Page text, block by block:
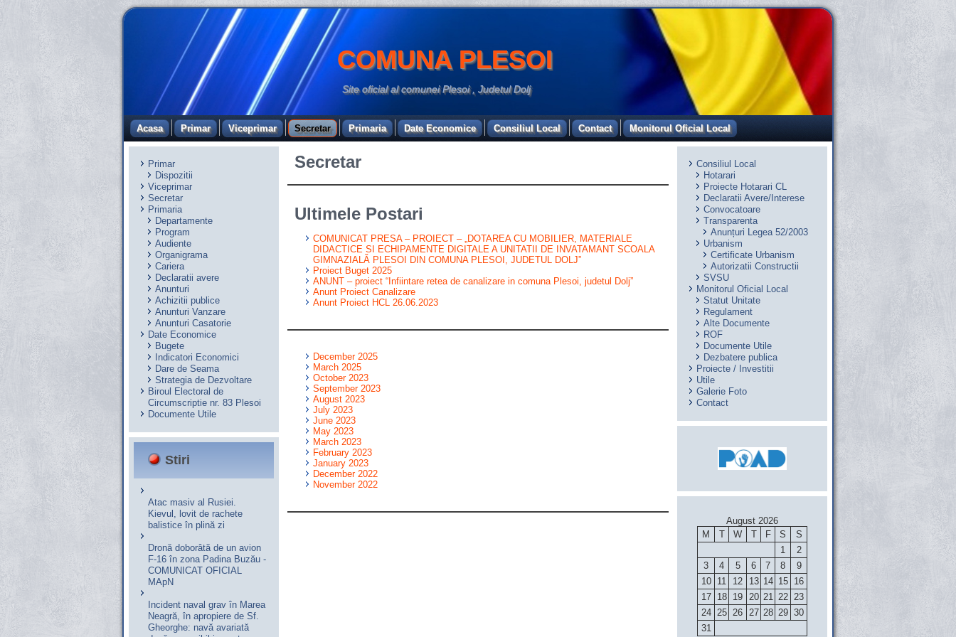
COMUNA PLESOI
Site oficial al comunei Plesoi , Judetul Dolj
Acasa Primar Viceprimar Secretar Primaria Date Economice Consiliul Local Contact Monitorul Oficial Local
Primar
Dispozitii
Viceprimar
Secretar
Primaria
Departamente
Program
Audiente
Organigrama
Cariera
Declaratii avere
Anunturi
Achizitii publice
Anunturi Vanzare
Anunturi Casatorie
Date Economice
Bugete
Indicatori Economici
Dare de Seama
Strategia de Dezvoltare
Biroul Electoral de
Circumscriptie nr. 83 Plesoi
Documente Utile
Stiri
Atac masiv al Rusiei.
Kievul, lovit de rachete
balistice în plină zi
Dronă doborâtă de un avion
F‑16 în zona Padina Buzău -
COMUNICAT OFICIAL
MApN
Incident naval grav în Marea
Neagră, în apropiere de Sf.
Gheorghe: navă avariată
Secretar
Ultimele Postari
COMUNICAT PRESA – PROIECT – „DOTAREA CU MOBILIER, MATERIALE
DIDACTICE SI ECHIPAMENTE DIGITALE A UNITATII DE INVATAMANT SCOALA
GIMNAZIALĂ PLESOI DIN COMUNA PLESOI, JUDETUL DOLJ”
Proiect Buget 2025
ANUNT – proiect “Infiintare retea de canalizare in comuna Plesoi, judetul Dolj”
Anunt Proiect Canalizare
Anunt Proiect HCL 26.06.2023
December 2025
March 2025
October 2023
September 2023
August 2023
July 2023
June 2023
May 2023
March 2023
February 2023
January 2023
December 2022
November 2022
Consiliul Local
Hotarari
Proiecte Hotarari CL
Declaratii Avere/Interese
Convocatoare
Transparenta
Anunțuri Legea 52/2003
Urbanism
Certificate Urbanism
Autorizatii Constructii
SVSU
Monitorul Oficial Local
Statut Unitate
Regulament
Alte Documente
ROF
Documente Utile
Dezbatere publica
Proiecte / Investitii
Utile
Galerie Foto
Contact
August 2026
M
T W T F S
S
1
2
3
4 5 6 7 8
9
10
11 12 13 14 15
16
17
18 19 20 21 22 23
24 25 26 27 28 29 30
31